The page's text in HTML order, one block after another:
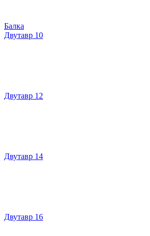
Балка
Двутавр 10
Двутавр 12
Двутавр 14
Двутавр 16